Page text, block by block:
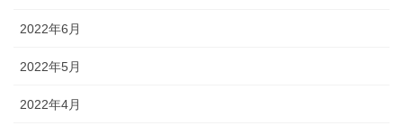
2022年6月
2022年5月
2022年4月